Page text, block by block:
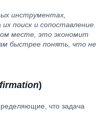
инструментах,
поиск и сопоставление.
месте, это экономит
быстрее понять, что не
)
что задача